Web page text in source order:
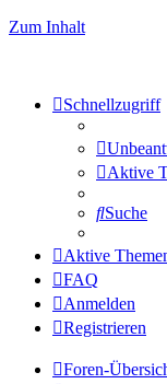
Zum Inhalt
Schnellzugriff
Aktive
Suche
Aktive
FAQ
Anmelden
Registrieren
Foren-